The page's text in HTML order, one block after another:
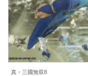
真・三國無双8